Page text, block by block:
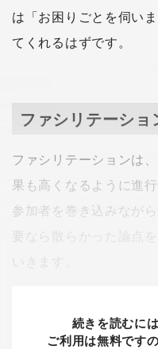
は「お困りごとを伺い
てくれるはずです。
ファシリテーショ
ファシリテーションは
果も高くなるように進
参加者を巻き込みなが
要なら散らかった論点
いきます。
続きを読むに
ご利用は無料です